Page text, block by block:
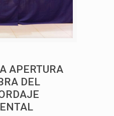
APERTURA
DEL